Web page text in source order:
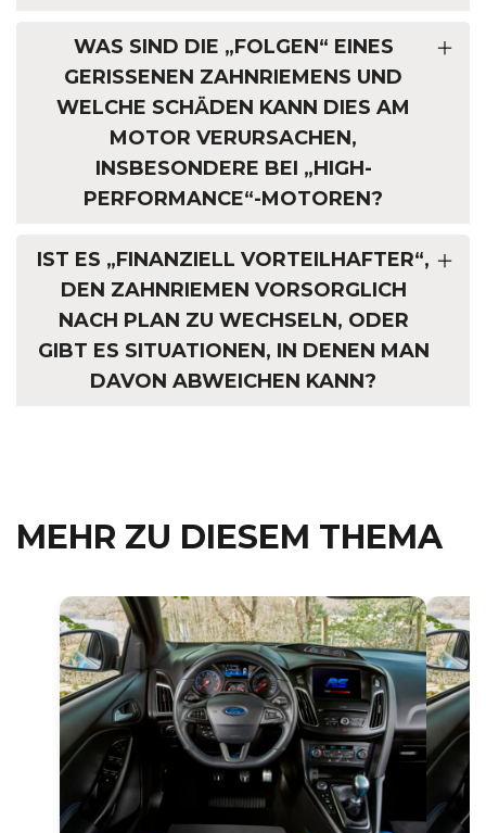
WAS SIND DIE „FOLGEN“ EINES
GERISSENEN ZAHNRIEMENS UND
WELCHE SCHÄDEN KANN DIES AM
MOTOR VERURSACHEN,
INSBESONDERE BEI „HIGH-
PERFORMANCE“-MOTOREN?
IST ES „FINANZIELL VORTEILHAFTER“,
DEN ZAHNRIEMEN VORSORGLICH
NACH PLAN ZU WECHSELN, ODER
GIBT ES SITUATIONEN, IN DENEN MAN
DAVON ABWEICHEN KANN?
MEHR ZU DIESEM THEMA